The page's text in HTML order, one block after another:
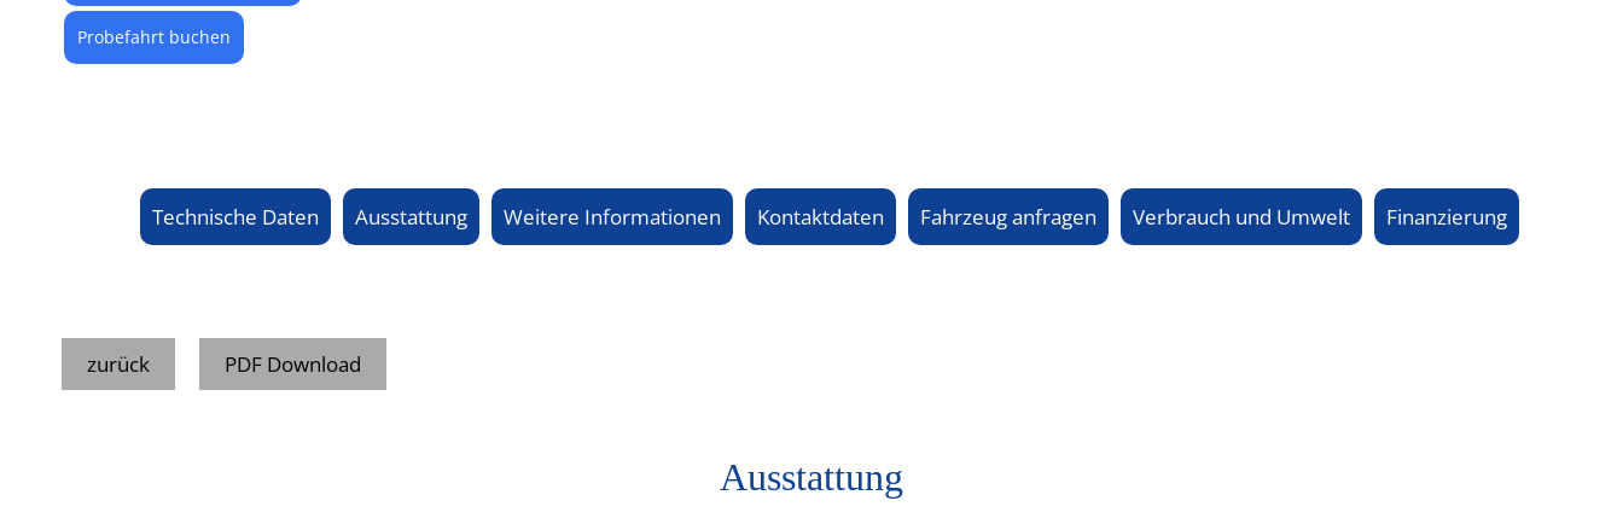
Probefahrt buchen
Technische Daten Ausstattung Weitere Informationen Kontaktdaten Fahrzeug anfragen Verbrauch und Umwelt Finanzierung
zurück PDF Download
Ausstattung